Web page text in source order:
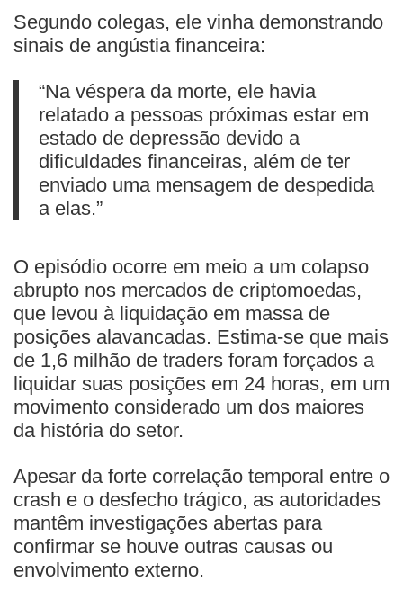
Segundo colegas, ele vinha demonstrando
sinais de angústia financeira:
“Na véspera da morte, ele havia
relatado a pessoas próximas estar em
estado de depressão devido a
dificuldades financeiras, além de ter
enviado uma mensagem de despedida
a elas.”
O episódio ocorre em meio a um colapso
abrupto nos mercados de criptomoedas,
que levou à liquidação em massa de
posições alavancadas. Estima-se que mais
de 1,6 milhão de traders foram forçados a
liquidar suas posições em 24 horas, em um
movimento considerado um dos maiores
da história do setor.
Apesar da forte correlação temporal entre o
crash e o desfecho trágico, as autoridades
mantêm investigações abertas para
confirmar se houve outras causas ou
envolvimento externo.